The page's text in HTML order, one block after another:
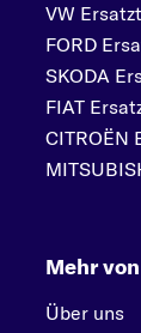
VW
FORD
SKODA
FIAT
CITROËN
Mehr
Über uns